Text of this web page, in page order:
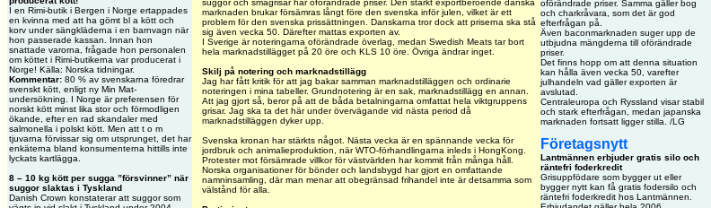
oförändrade priser. Samma gäller bog
och charkråvara, som det är god
efterfrågan på.
Även baconmarknaden suger upp de
utbjudna mängderna till oförändrade
priser.
Det finns hopp om att denna situation
kan hålla även vecka 50, varefter
julhandeln vad gäller exporten är
avslutad.
Centraleuropa och Ryssland visar stabil
och stark efterfrågan, medan japanska
marknaden fortsatt ligger stilla. /LG
Företagsnytt
Lantmännen erbjuder gratis silo och
räntefri foderkredit
Grisuppfödare som bygger ut eller
bygger nytt kan få gratis fodersilo och
räntefri foderkredit hos Lantmännen.
I en Rimi-butik i Bergen i Norge ertappades
en kvinna med att ha gömt bl a kött och
korv under sängkläderna i en barnvagn när
hon passerade kassan. Innan hon
snattade varorna, frågade hon personalen
om köttet i Rimi-butikerna var producerat i
Norge! Källa: Norska tidningar.
Kommentar: 80 % av svenskarna föredrar
svenskt kött, enligt ny Min Mat-
undersökning. I Norge är preferensen för
norskt kött minst lika stor och förmodligen
ökande, efter en rad skandaler med
salmonella i polskt kött. Men att t o m
tjuvarna förvissar sig om utsprunget, det har
enkäterna bland konsumenterna hittills inte
lyckats kartlägga.
8 – 10 kg kött per sugga ”försvinner” när
suggor slaktas i Tyskland
Danish Crown konstaterar att suggor som
suggor och smågrisar har oförändrade priser. Den starkt exportberoende danska
marknaden brukar försämras långt före den svenska inför julen, vilket är ett
problem för den svenska prissättningen. Danskarna tror dock att priserna ska stå
sig även vecka 50. Därefter mattas exporten av.
I Sverige är noteringarna oförändrade överlag, medan Swedish Meats tar bort
hela marknadstillägget på 20 öre och KLS 10 öre. Övriga ändrar inget.
Skilj på notering och marknadstillägg
Jag har fått kritik för att jag bakar samman marknadstilläggen och ordinarie
noteringen i mina tabeller. Grundnotering är en sak, marknadstillägg en annan.
Att jag gjort så, beror på att de båda betalningarna omfattat hela viktgruppens
grisar. Jag ska ta det här under övervägande vid nästa period då
marknadstilläggen dyker upp.
Svenska kronan har stärkts något. Nästa vecka är en spännande vecka för
jordbruk och animalieproduktion, när WTO-förhandlingarna inleds i HongKong.
Protester mot försämrade villkor för västvärlden har kommit från många håll.
Norska organisationer för bönder och landsbygd har gjort en omfattande
namninsamling, där man menar att obegränsad frihandel inte är detsamma som
välstånd för alla.